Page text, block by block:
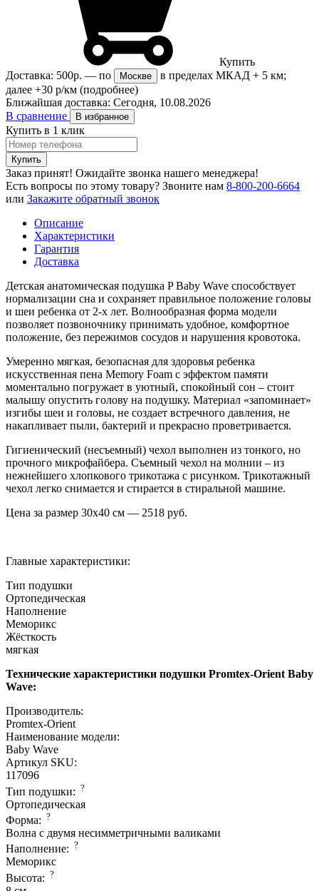
Купить
Доставка: 500р. — по Москве
в пределах МКАД + 5 км;
далее +30 р/км (подробнее)
Ближайшая доставка: Сегодня, 10.08.2026
В сравнение
В избранное
Купить в 1 клик
Купить
Заказ принят! Ожидайте звонка нашего менеджера!
Есть вопросы по этому товару? Звоните нам 8-800-200-6664
или Закажите обратный звонок
Описание
Характеристики
Гарантия
Доставка
Детская анатомическая подушка P Baby Wave способствует
нормализации сна и сохраняет правильное положение головы
и шеи ребенка от 2-х лет. Волнообразная форма модели
позволяет позвоночнику принимать удобное, комфортное
положение, без пережимов сосудов и нарушения кровотока.
Умеренно мягкая, безопасная для здоровья ребенка
искусственная пена Memory Foam с эффектом памяти
моментально погружает в уютный, спокойный сон – стоит
малышу опустить голову на подушку. Материал «запоминает»
изгибы шеи и головы, не создает встречного давления, не
накапливает пыли, бактерий и прекрасно проветривается.
Гигиенический (несъемный) чехол выполнен из тонкого, но
прочного микрофайбера. Съемный чехол на молнии – из
нежнейшего хлопкового трикотажа с рисунком. Трикотажный
чехол легко снимается и стирается в стиральной машине.
Цена за размер 30х40 см — 2518 руб.
Главные характеристики:
Тип подушки
Ортопедическая
Наполнение
Меморикс
Жёсткость
мягкая
Технические характеристики подушки Promtex-Orient Baby
Wave:
Производитель:
Promtex-Orient
Наименование модели:
Baby Wave
Артикул SKU:
117096
Тип подушки: ?
Ортопедическая
Форма: ?
Волна с двумя несимметричными валиками
Наполнение: ?
Меморикс
Высота: ?